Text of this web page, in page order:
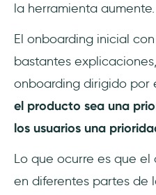
la herramienta aumente.
El onboarding inicial
bastantes
onboarding dirigido por
el producto sea una
los usuarios una
Lo que ocurre es que
en diferentes partes de